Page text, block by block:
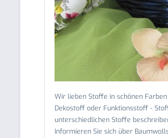
Wir lieben Stoffe in schönen
Dekostoff oder Funktionsstoff -
unterschiedlichen Stoffe
Informieren Sie sich über